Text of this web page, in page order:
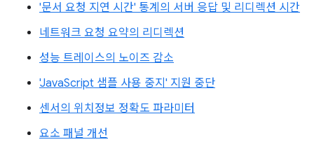
'문서 요청 지연 시간' 통계의 서버 응답 및 리디렉션 시간
네트워크 요청 요약의 리디렉션
성능 트레이스의 노이즈 감소
'JavaScript 샘플 사용 중지' 지원 중단
센서의 위치정보 정확도 파라미터
요소 패널 개선